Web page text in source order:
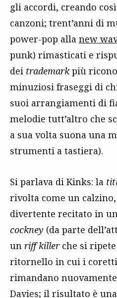
gli accordi, creando
canzoni; trent’anni di
power-pop alla new
punk) rimasticati e
dei trademarkpiù
minuziosi fraseggi di
suoi arrangiamenti di
melodie tutt’altro che
a sua volta suona una
strumenti a tastiera).
Si parlava di Kinks: la
rivolta come un
divertente recitato in
cockney (da parte
un riff killerche si
ritornello in cui i
rimandano
Davies; il risultato è